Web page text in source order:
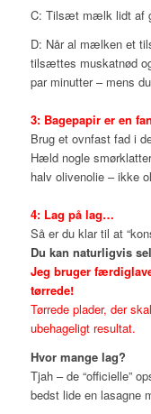
C: Tilsæt mælk lidt af
D: Når al mælken et
tilsættes muskatnød
par minutter – mens
3: Bagepapir er en
Brug et ovnfast fad i
Hæld nogle
halv olivenolie – ikke
4: Lag på lag…
Så er du klar til at
Du kan naturligvis
Jeg bruger
tørrede!
Tørrede plader, der
ubehageligt resultat.
Hvor mange lag?
Tjah – de “officielle”
bedst lide en lasagne